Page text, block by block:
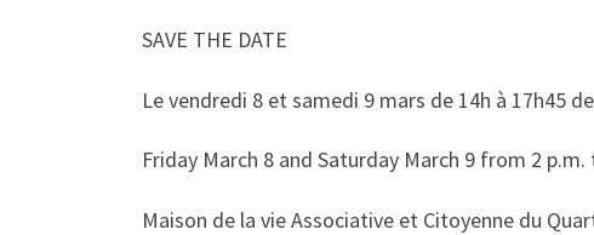
SAVE THE DATE
Le vendredi 8 et samedi 9 mars de 14h à 17h45
Friday March 8 and Saturday March 9 from 2
Maison de la vie Associative et Citoyenne du